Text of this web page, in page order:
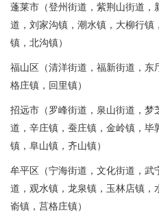
蓬莱市（登州街道，紫荆山街道，
道，刘家沟镇，潮水镇，大柳行镇
镇，北沟镇）
福山区（清洋街道，福新街道，东
格庄镇，回里镇）
招远市（罗峰街道，泉山街道，梦
道，辛庄镇，蚕庄镇，金岭镇，毕
镇，阜山镇，齐山镇）
牟平区（宁海街道，文化街道，武
道，观水镇，龙泉镇，玉林店镇，
嵛镇，莒格庄镇）